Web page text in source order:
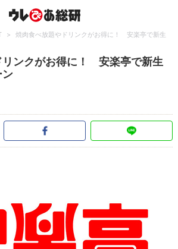
>
焼肉食べ放題やドリンクがお得に！ 安楽亭で新生
リンクがお得に！ 安楽亭で新生
ン